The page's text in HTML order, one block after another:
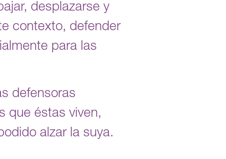
desplazarse y
contexto, defender
para las
defensoras
que éstas viven,
alzar la suya.